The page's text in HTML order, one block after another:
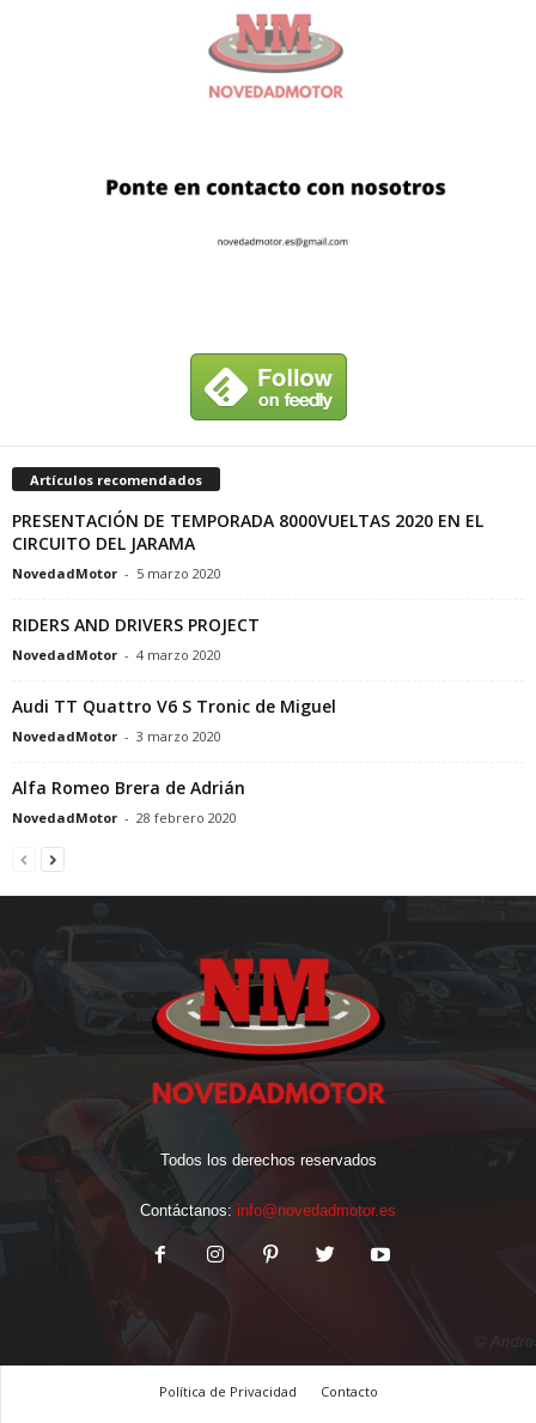
Artículos recomendados
PRESENTACIÓN DE TEMPORADA 8000VUELTAS 2020 EN EL
CIRCUITO DEL JARAMA
NovedadMotor - 5 marzo 2020
RIDERS AND DRIVERS PROJECT
NovedadMotor - 4 marzo 2020
Audi TT Quattro V6 S Tronic de Miguel
NovedadMotor - 3 marzo 2020
Alfa Romeo Brera de Adrián
NovedadMotor - 28 febrero 2020
Todos los derechos reservados
Contáctanos: info@novedadmotor.es
Política de Privacidad
Contacto